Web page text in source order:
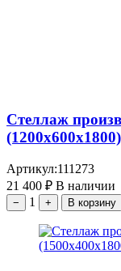
Стеллаж
(1200х600х1800)
Артикул:111273
21 400 ₽ В наличии
− 1 + В корзину